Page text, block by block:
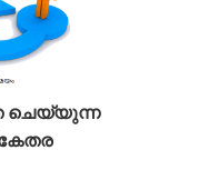
ചെയ്യുന്ന